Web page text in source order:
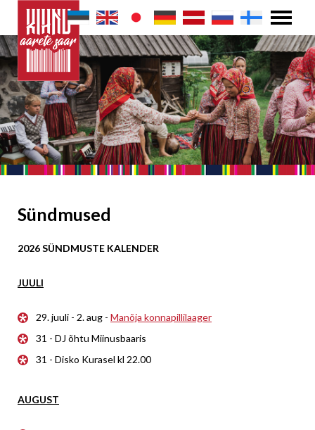
Sündmused
2026 SÜNDMUSTE KALENDER
JUULI
29. juuli - 2. aug - Manõja konnapillilaager
31 - DJ õhtu Miinusbaaris
31 - Disko Kurasel kl 22.00
AUGUST